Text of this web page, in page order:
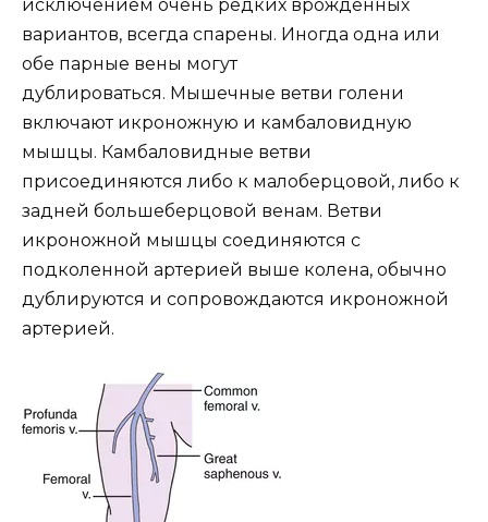
исключением очень редких врожденных
вариантов, всегда спарены. Иногда одна или
обе парные вены могут
дублироваться. Мышечные ветви голени
включают икроножную и камбаловидную
мышцы. Камбаловидные ветви
присоединяются либо к малоберцовой, либо к
задней большеберцовой венам. Ветви
икроножной мышцы соединяются с
подколенной артерией выше колена, обычно
дублируются и сопровождаются икроножной
артерией.